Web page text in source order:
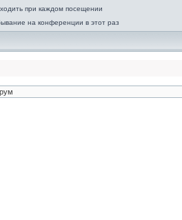
при каждом посещении
на конференции в этот раз